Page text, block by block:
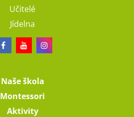
Učitelé
Jídelna
Naše škola
Montessori
Aktivity